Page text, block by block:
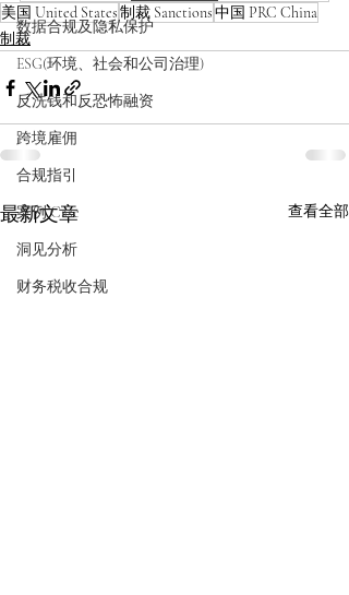
数据合规及隐私保护
ESG(环境、社会和公司治理)
反洗钱和反恐怖融资
跨境雇佣
合规指引
案例 Case
洞见分析
财务税收合规
美国 United States制裁 Sanctions中国 PRC China
制裁
最新文章 查看全部